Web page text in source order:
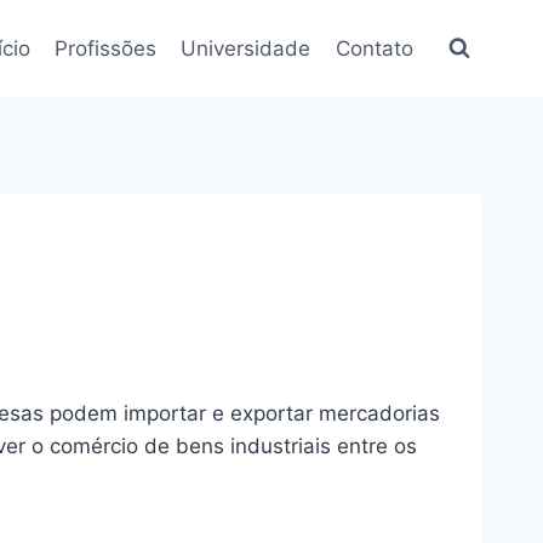
Profissões Universidade Contato
podem importar e exportar mercadorias
o comércio de bens industriais entre os